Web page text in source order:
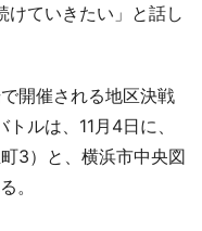
けていきたい」と話し
開催される地区決戦
ルは、11月4日に、
3）と、横浜市中央図
。